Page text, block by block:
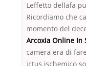
Leffetto dellafa
Ricordiamo che
momento del
Arcoxia Online In
camera era di
ictus ischemico